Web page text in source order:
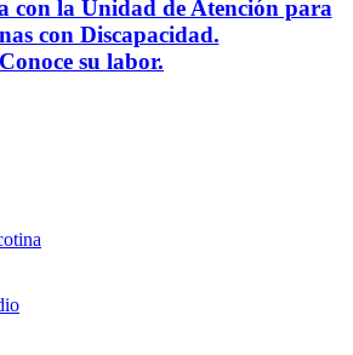
con la Unidad de Atención para
con Discapacidad.
Conoce su labor.